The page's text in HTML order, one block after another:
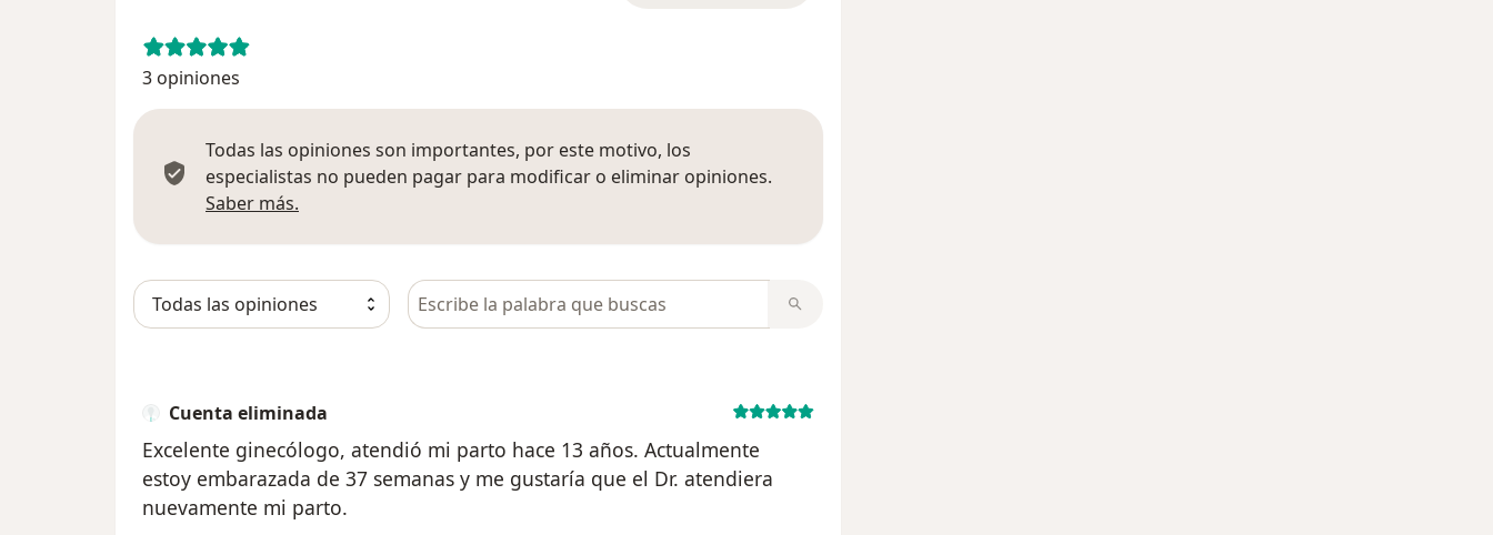
3 opiniones
Todas las opiniones son importantes, por este motivo, los
especialistas no pueden pagar para modificar o eliminar opiniones.
Saber más.
Busca en opiniones
Cuenta eliminada
Excelente ginecólogo, atendió mi parto hace 13 años. Actualmente
estoy embarazada de 37 semanas y me gustaría que el Dr. atendiera
nuevamente mi parto.